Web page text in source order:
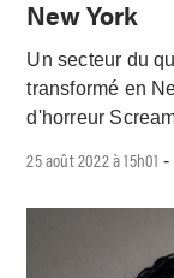
New York
Un secteur du
transformé en
d'horreur
25 août 2022 à 15h01 -